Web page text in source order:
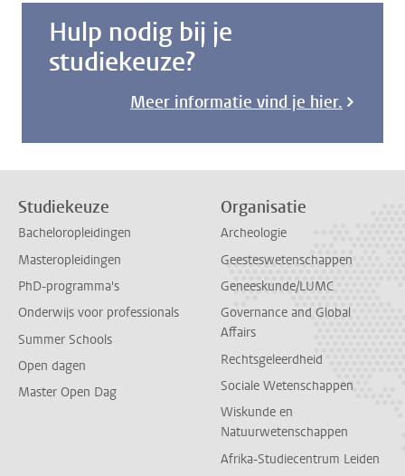
Hulp nodig bij je
studiekeuze?
Meer informatie vind je hier.
Studiekeuze
Bacheloropleidingen
Masteropleidingen
PhD-programma's
Onderwijs voor professionals
Summer Schools
Open dagen
Master Open Dag
Organisatie
Archeologie
Geesteswetenschappen
Geneeskunde/LUMC
Governance and Global
Affairs
Rechtsgeleerdheid
Sociale Wetenschappen
Wiskunde en
Natuurwetenschappen
Afrika-Studiecentrum Leiden